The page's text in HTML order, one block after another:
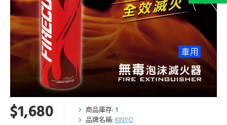
$1,680 商品庫存: 1
品牌名稱: KINYO